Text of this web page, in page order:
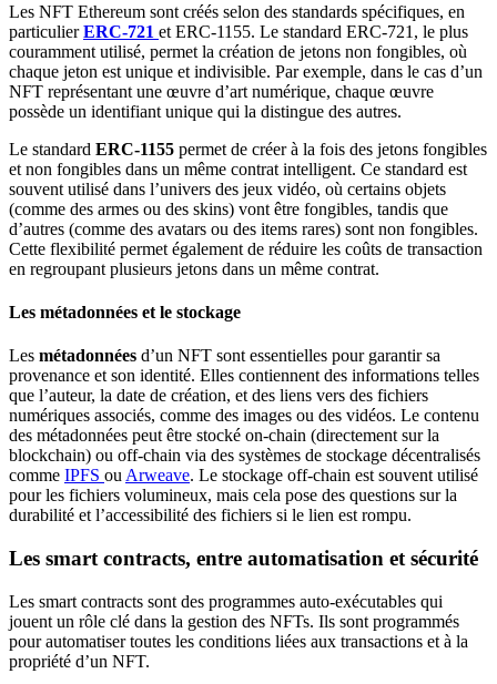
Les NFT Ethereum sont créés selon des standards spécifiques, en
particulierERC-721 et ERC-1155. Le standard ERC-721, le plus
couramment utilisé, permet la création de jetons non fongibles, où
chaque jeton est unique et indivisible. Par exemple, dans le cas d’un
NFT représentant une œuvre d’art numérique, chaque œuvre
possède un identifiant unique qui la distingue des autres.
Le standard ERC-1155 permet de créer à la fois des jetons fongibles
et non fongibles dans un même contrat intelligent. Ce standard est
souvent utilisé dans l’univers des jeux vidéo, où certains objets
(comme des armes ou des skins) vont être fongibles, tandis que
d’autres (comme des avatars ou des items rares) sont non fongibles.
Cette flexibilité permet également de réduire les coûts de transaction
en regroupant plusieurs jetons dans un même contrat.
Les métadonnées et le stockage
Les métadonnées d’un NFT sont essentielles pour garantir sa
provenance et son identité. Elles contiennent des informations telles
que l’auteur, la date de création, et des liens vers des fichiers
numériques associés, comme des images ou des vidéos. Le contenu
des métadonnées peut être stocké on-chain (directement sur la
blockchain) ou off-chain via des systèmes de stockage décentralisés
comme IPFS ou Arweave. Le stockage off-chain est souvent utilisé
pour les fichiers volumineux, mais cela pose des questions sur la
durabilité et l’accessibilité des fichiers si le lien est rompu.
Les smart contracts, entre automatisation et sécurité
Les smart contracts sont des programmes auto-exécutables qui
jouent un rôle clé dans la gestion des NFTs. Ils sont programmés
pour automatiser toutes les conditions liées aux transactions et à la
propriété d’un NFT.